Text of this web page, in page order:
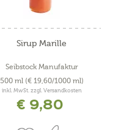
Sirup Marille
Seibstock Manufaktur
500 ml (€ 19,60/1000 ml)
inkl. MwSt. zzgl. Versandkosten
€ 9,80